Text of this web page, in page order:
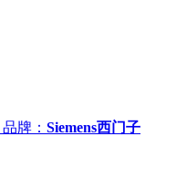
品牌： Siemens西门子